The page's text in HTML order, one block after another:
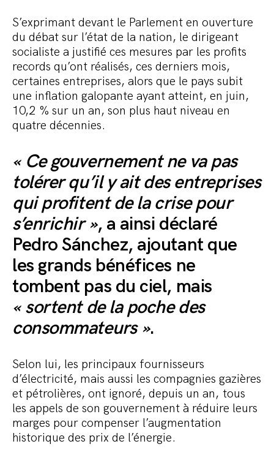
S’exprimant devant le Parlement en ouverture
du débat sur l’état de la nation, le dirigeant
socialiste a justifié ces mesures par les profits
records qu’ont réalisés, ces derniers mois,
certaines entreprises, alors que le pays subit
une inflation galopante ayant atteint, en juin,
10,2 % sur un an, son plus haut niveau en
quatre décennies.
« Ce gouvernement ne va pas
tolérer qu’il y ait des entreprises
qui profitent de la crise pour
s’enrichir », a ainsi déclaré
Pedro Sánchez, ajoutant que
les grands bénéfices ne
tombent pas du ciel, mais
« sortent de la poche des
consommateurs ».
Selon lui, les principaux fournisseurs
d’électricité, mais aussi les compagnies gazières
et pétrolières, ont ignoré, depuis un an, tous
les appels de son gouvernement à réduire leurs
marges pour compenser l’augmentation
historique des prix de l’énergie.